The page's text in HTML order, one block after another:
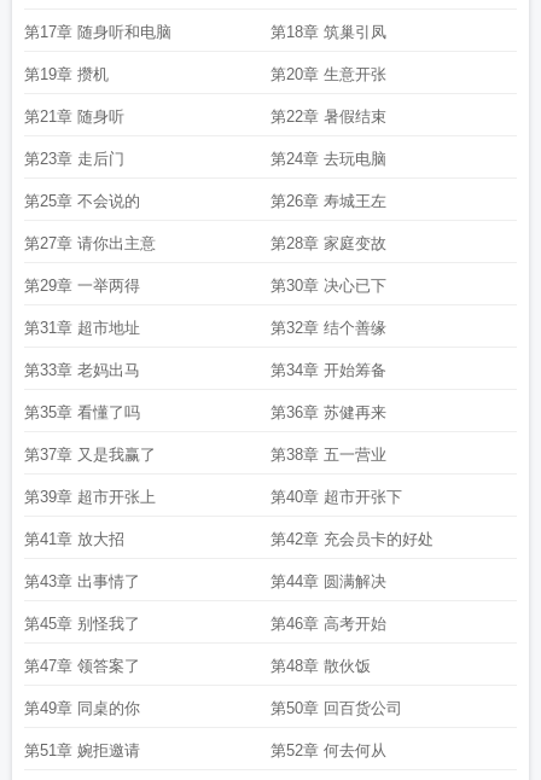
生秦川重生1994当大富豪 重生1994官场重生1994慕尘全文免费阅读
1994叶俊海全集
重生1994之足坛风云II重生1999短剧免费观看全集
国做文豪 重生1994叶俊海一口气看完 重生1994年炒股的
1994小渔村重生1994叶俊海开饭店 逃婚海钓赢麻了!重生1994之足坛风云
2重生1994苗寨致富记免费阅读 重生1994逃婚海钓赢麻了661
第17章 随身听和电脑 第18章 筑巢引凤
第19章 攒机 第20章 生意开张
第21章 随身听 第22章 暑假结束
第23章 走后门 第24章 去玩电脑
第25章 不会说的 第26章 寿城王左
第27章 请你出主意 第28章 家庭变故
第29章 一举两得 第30章 决心已下
第31章 超市地址 第32章 结个善缘
第33章 老妈出马 第34章 开始筹备
第35章 看懂了吗 第36章 苏健再来
第37章 又是我赢了 第38章 五一营业
第39章 超市开张上 第40章 超市开张下
第41章 放大招 第42章 充会员卡的好处
第43章 出事情了 第44章 圆满解决
第45章 别怪我了 第46章 高考开始
第47章 领答案了 第48章 散伙饭
第49章 同桌的你 第50章 回百货公司
第51章 婉拒邀请 第52章 何去何从